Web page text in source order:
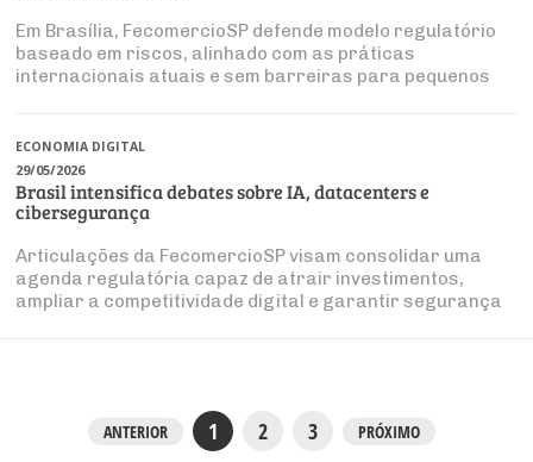
Em Brasília, FecomercioSP defende modelo regulatório
baseado em riscos, alinhado com as práticas
internacionais atuais e sem barreiras para pequenos
ECONOMIA DIGITAL
29/05/2026
Brasil intensifica debates sobre IA, datacenters e
cibersegurança
Articulações da FecomercioSP visam consolidar uma
agenda regulatória capaz de atrair investimentos,
ampliar a competitividade digital e garantir segurança
ANTERIOR 1 2 3 PRÓXIMO